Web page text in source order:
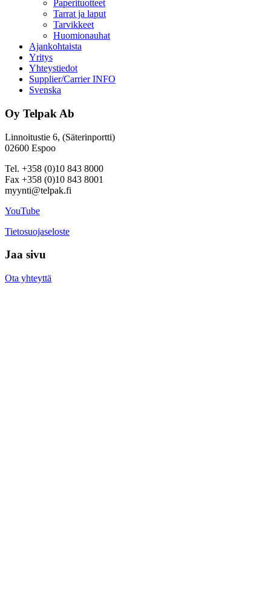
Paperituotteet
Tarrat ja laput
Tarvikkeet
Huomionauhat
Ajankohtaista
Yritys
Yhteystiedot
Supplier/Carrier INFO
Svenska
Oy Telpak Ab
Linnoitustie 6, (Säterinportti)
02600 Espoo
Tel. +358 (0)10 843 8000
Fax +358 (0)10 843 8001
myynti@telpak.fi
YouTube
Tietosuojaseloste
Jaa sivu
Ota yhteyttä